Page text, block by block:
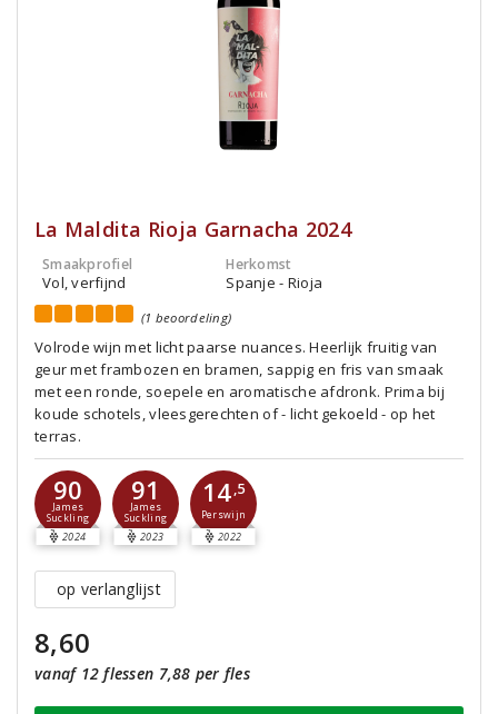
La Maldita Rioja Garnacha 2024
Smaakprofiel
Vol, verfijnd
Herkomst
Spanje - Rioja
(1 beoordeling)
Volrode wijn met licht paarse nuances. Heerlijk fruitig van
geur met frambozen en bramen, sappig en fris van smaak
met een ronde, soepele en aromatische afdronk. Prima bij
koude schotels, vleesgerechten of - licht gekoeld - op het
terras.
90
James
Suckling
2024
91
James
Suckling
2023
14,5
Perswijn
2022
op verlanglijst
8,60
vanaf 12 flessen 7,88 per fles